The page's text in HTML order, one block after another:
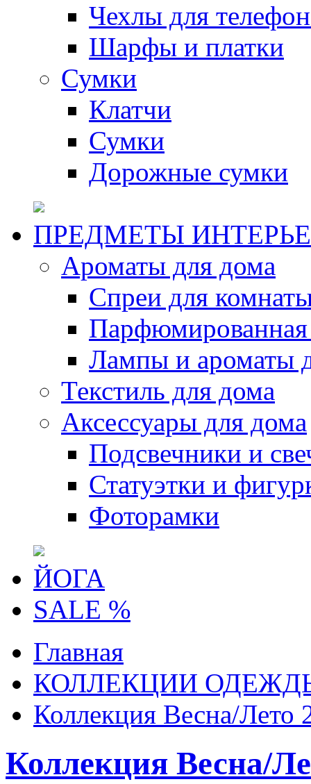
Чехлы для
Шарфы и платки
Сумки
Клатчи
Сумки
Дорожные сумки
ПРЕДМЕТЫ
Ароматы для дома
Спреи для
Парфюмированная
Лампы и ароматы
Текстиль для дома
Аксессуары для дома
Подсвечники и
Статуэтки и
Фоторамки
ЙОГА
SALE %
Главная
КОЛЛЕКЦИИ
Коллекция Весна/Лето
Коллекция Весна/